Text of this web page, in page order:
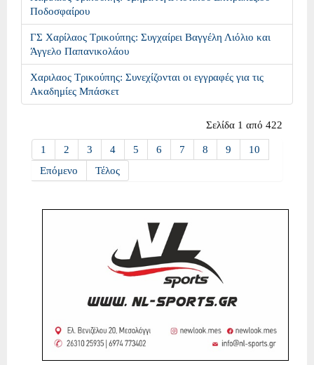
Ποδοσφαίρου
ΓΣ Χαρίλαος Τρικούπης: Συγχαίρει Βαγγέλη Λιόλιο και
Άγγελο Παπανικολάου
Χαριλαος Τρικούπης: Συνεχίζονται οι εγγραφές για τις
Ακαδημίες Μπάσκετ
Σελίδα 1 από 422
1 2 3 4 5 6 7 8 9
10
Επόμενο
Τέλος